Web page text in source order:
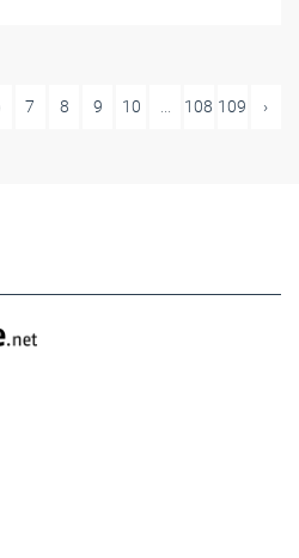
7 8 9 10 ... 108 109 ›